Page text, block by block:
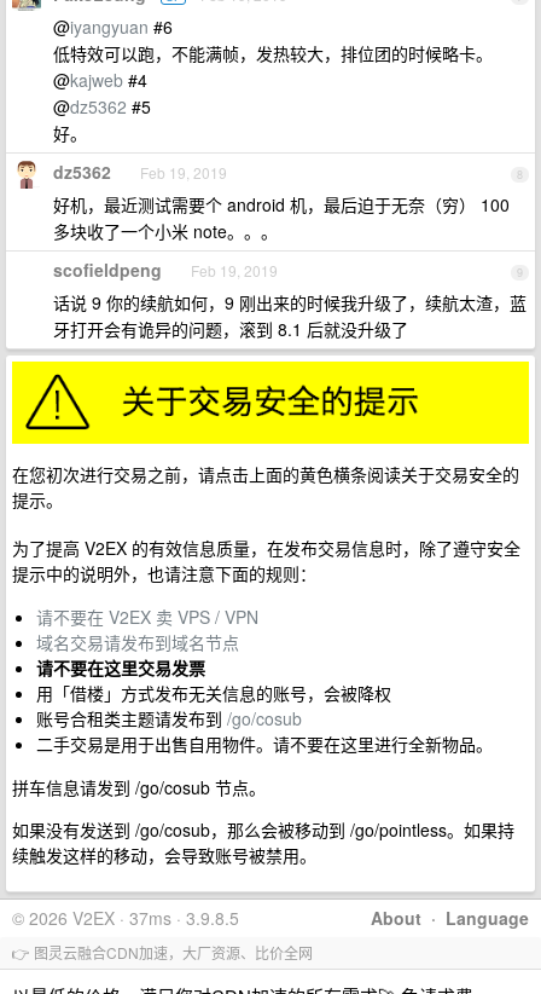
@iyangyuan #6
低特效可以跑，不能满帧，发热较大，排位团的时候略卡。
@kajweb #4
@dz5362 #5
好。
8
dz5362 Feb 19, 2019
好机，最近测试需要个 android 机，最后迫于无奈（穷） 100
多块收了一个小米 note。。。
9
scofieldpeng Feb 19, 2019
话说 9 你的续航如何，9 刚出来的时候我升级了，续航太渣，蓝
牙打开会有诡异的问题，滚到 8.1 后就没升级了
在您初次进行交易之前，请点击上面的黄色横条阅读关于交易安全的
提示。
为了提高 V2EX 的有效信息质量，在发布交易信息时，除了遵守安全
提示中的说明外，也请注意下面的规则：
请不要在 V2EX 卖 VPS / VPN
域名交易请发布到域名节点
请不要在这里交易发票
用「借楼」方式发布无关信息的账号，会被降权
账号合租类主题请发布到 /go/cosub
二手交易是用于出售自用物件。请不要在这里进行全新物品。
拼车信息请发到 /go/cosub 节点。
如果没有发送到 /go/cosub，那么会被移动到 /go/pointless。如果持
续触发这样的移动，会导致账号被禁用。
About · Language
© 2026 V2EX · 37ms · 3.9.8.5
👉 图灵云融合CDN加速，大厂资源、比价全网